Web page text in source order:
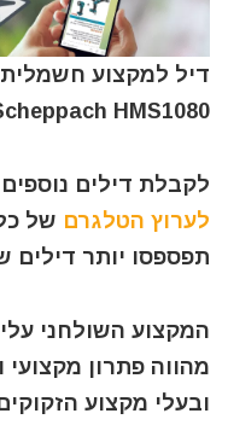
HMS1080
לקבלת דילים
לערוץ הטלגרם של
תפספסו יותר דילים
המקצוע השולחני
מהווה פתרון
ובעלי מקצוע